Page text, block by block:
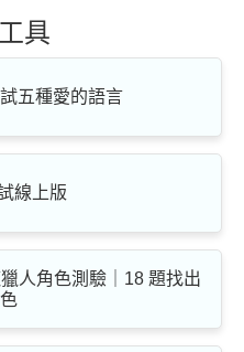
具
五種愛的語言
線上版
人角色測驗｜18 題找出